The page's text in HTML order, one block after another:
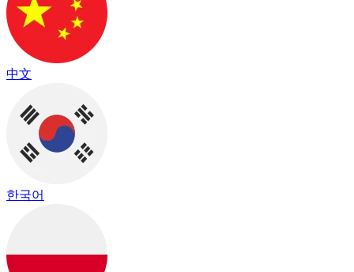
中文
한국어